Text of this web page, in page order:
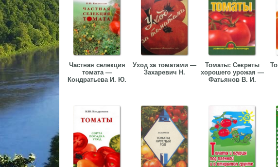
Частная селекция
томата —
Кондратьева И. Ю.
Уход за томатами —
Захаревич Н.
Томаты: Секреты
хорошего урожая —
Фатьянов В. И.